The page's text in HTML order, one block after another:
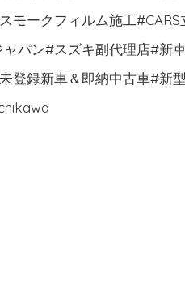
モークフィルム施工
ャパン#スズキ副代理店#新
登録新車＆即納中古車#新